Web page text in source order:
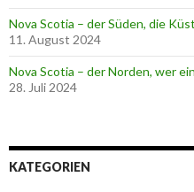
Nova Scotia – der Süden, die
11. August 2024
Nova Scotia – der Norden, wer
28. Juli 2024
KATEGORIEN